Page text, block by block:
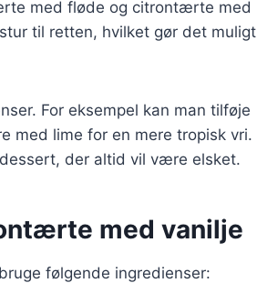
med fløde og citrontærte med
til retten, hvilket gør det muligt
For eksempel kan man tilføje
med lime for en mere tropisk vri.
der altid vil være elsket.
med vanilje
følgende ingredienser: